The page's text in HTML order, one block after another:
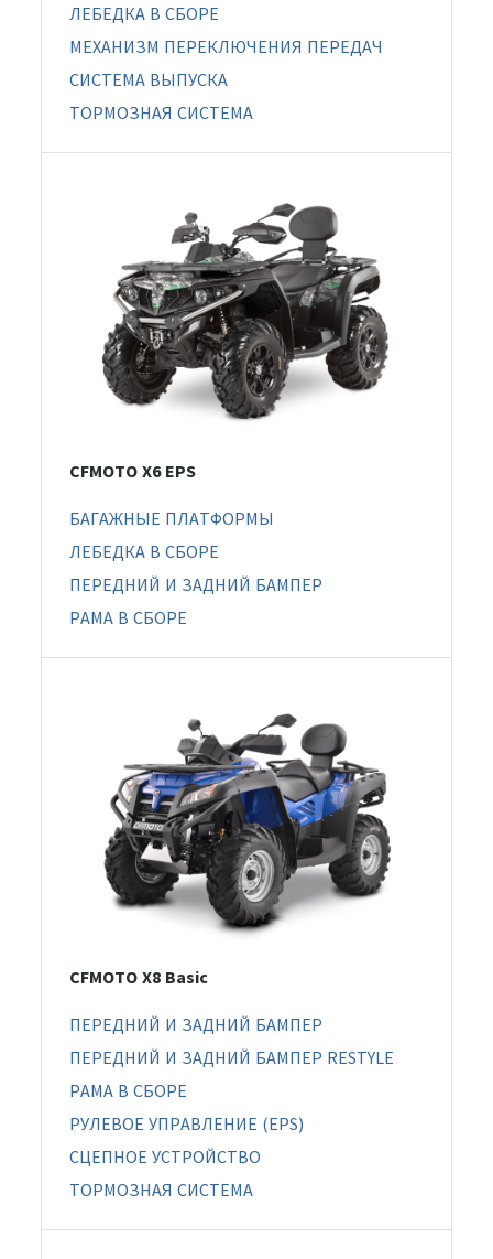
ЛЕБЕДКА В СБОРЕ
МЕХАНИЗМ ПЕРЕКЛЮЧЕНИЯ ПЕРЕДАЧ
СИСТЕМА ВЫПУСКА
ТОРМОЗНАЯ СИСТЕМА
CFMOTO X6 EPS
БАГАЖНЫЕ ПЛАТФОРМЫ
ЛЕБЕДКА В СБОРЕ
ПЕРЕДНИЙ И ЗАДНИЙ БАМПЕР
РАМА В СБОРЕ
CFMOTO X8 Basic
ПЕРЕДНИЙ И ЗАДНИЙ БАМПЕР
ПЕРЕДНИЙ И ЗАДНИЙ БАМПЕР RESTYLE
РАМА В СБОРЕ
РУЛЕВОЕ УПРАВЛЕНИЕ (EPS)
СЦЕПНОЕ УСТРОЙСТВО
ТОРМОЗНАЯ СИСТЕМА